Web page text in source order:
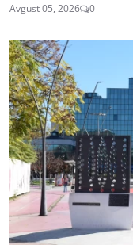
Avgust 05, 2026 0